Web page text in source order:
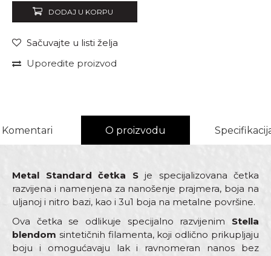
DODAJ U KORPU
Sačuvajte u listi želja
Uporedite proizvod
Komentari O proizvodu
Metal Standard četka Sje specijalizovana četka
razvijena i namenjena za nanošenje prajmera, boja na
uljanoj i nitro bazi, kao i 3u1 boja na metalne površine.
Ova četka se odlikuje specijalno razvijenim Stella
blendom sintetičnih filamenta, koji odlično prikupljaju
boju i omogućavaju lak i ravnomeran nanos bez